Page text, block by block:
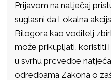
Prijavom na natječaj
suglasni da Lokalna
Bilogora kao voditelj
može prikupljati, koristiti
u svrhu provedbe
odredbama Zakona o